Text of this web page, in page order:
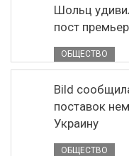
Шольц
пост
ОБЩЕСТВО
Bild
поставок
Украину
ОБЩЕСТВО